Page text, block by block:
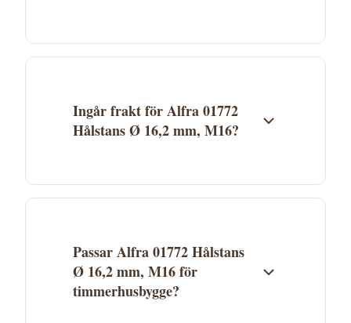
av Proffsmagasinet. Klicka på "Köp" för att
Proffsmagasinet.
Ingår frakt för Alfra 01772
Hålstans Ø 16,2 mm, M16?
fraktvillkor. Se aktuella fraktuppgifter på
Passar Alfra 01772 Hålstans
Ø 16,2 mm, M16 för
timmerhusbygge?